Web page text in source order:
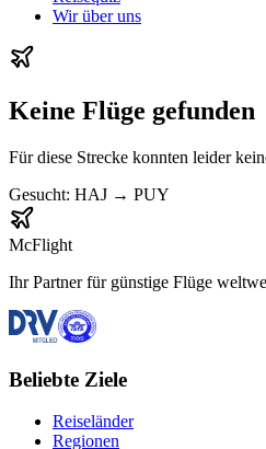
Wir über uns
Keine Flüge gefunden
Für diese Strecke konnten leider
Gesucht: HAJ → PUY
McFlight
Ihr Partner für günstige Flüge
Beliebte Ziele
Reiseländer
Regionen